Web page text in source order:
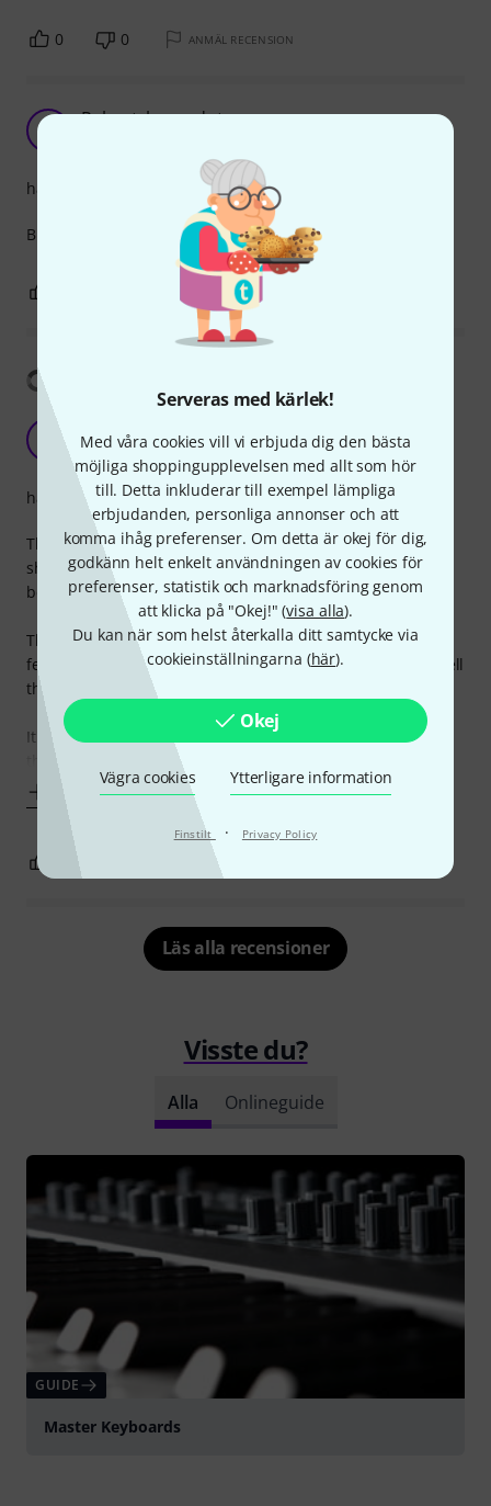
Serveras med kärlek!
Med våra cookies vill vi erbjuda dig den bästa
möjliga shoppingupplevelsen med allt som hör
till. Detta inkluderar till exempel lämpliga
erbjudanden, personliga annonser och att
komma ihåg preferenser. Om detta är okej för dig,
godkänn helt enkelt användningen av cookies för
preferenser, statistik och marknadsföring genom
att klicka på "Okej!" (visa alla).
Du kan när som helst återkalla ditt samtycke via
cookieinställningarna (här).
Okej
Vägra cookies Ytterligare information
Finstilt · Privacy Policy
0 0 ANMÄL RECENSION
MJ Robust, heavy duty
Built lika a tank!
hantverkskvalitet
ANMÄL RECENSION
mariopereira 22.02.2019
This pedal was bought to replace the sustain pedal that
ships with the Yamaha P-45 B piano and it feels so much
better.
The one that comes with the P-45 feels cheap and doesn't
feel very accurate, even for a complete beginner you can tell
the difference.
It's a bit pricy considering that you have a "free" one with
the piano itself but, it seems
Visa mer
hantverkskvalitet
ANMÄL RECENSION
Läs alla recensioner
Visste du?
Alla Onlineguide
GUIDE
Master Keyboards